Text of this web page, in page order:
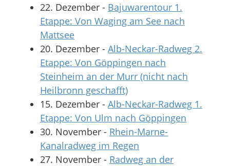
22. Dezember - Bajuwarentour 1.
Etappe: Von Waging am See nach
Mattsee
20. Dezember - Alb-Neckar-Radweg 2.
Etappe: Von Göppingen nach
Steinheim an der Murr (nicht nach
Heilbronn geschafft)
15. Dezember - Alb-Neckar-Radweg 1.
Etappe: Von Ulm nach Göppingen
30. November - Rhein-Marne-
Kanalradweg im Regen
27. November - Radweg an der